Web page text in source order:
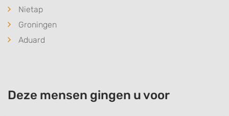
Nietap
Groningen
Aduard
Deze mensen gingen u voor